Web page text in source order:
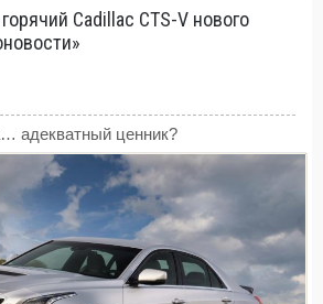
Cadillac CTS-V нового
адекватный ценник?